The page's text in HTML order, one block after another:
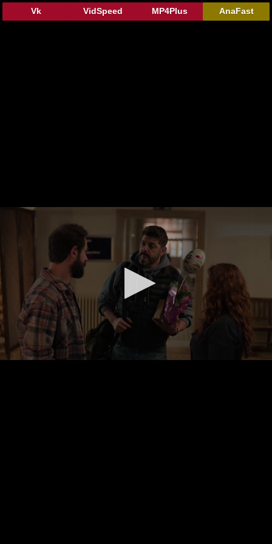
AnaFast
MP4Plus
VidSpeed
Vk